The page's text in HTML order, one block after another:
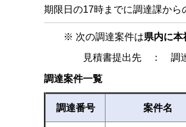
期限日の17時までに調達課か
※ 次の調達案件は県内に本
見積書提出先 ： 調達課
調達案件一覧
調達番号 案件名